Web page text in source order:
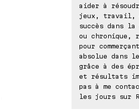
aider à
jeux, travail,
succès dans
ou
pour
absolue dans
grâce à des
et résultats
pas à me
les jours sur